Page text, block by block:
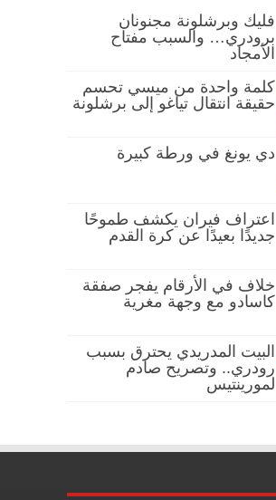
فليك وبرشلونة مجنونان
برودري… والسبب مفتاح
الأمجاد
كلمة واحدة من ميسي تحسم
حقيقة انتقال تياغو إلى برشلونة
دي يونغ في ورطة كبيرة
اعتراف فيران يكشف طموحًا
جديدًا بعيدًا عن كرة القدم
خلاف في الأرقام يفجر صفقة
كاسادو مع وجهة مغرية
البيت المدريدي يحترق بسبب
رودري.. وتصريح صادم
لمورينتيس